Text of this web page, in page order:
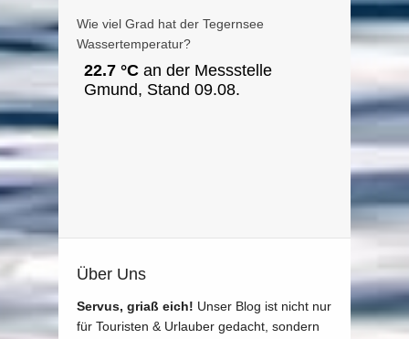
Wie viel Grad hat der Tegernsee
Wassertemperatur?
Über Uns
Servus, griaß eich! Unser Blog ist nicht nur
für Touristen & Urlauber gedacht, sondern